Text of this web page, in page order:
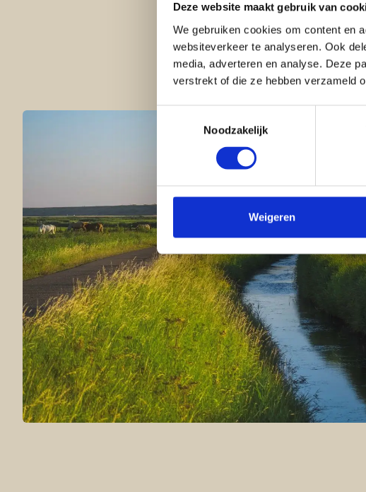
Deze website maakt gebruik van
We gebruiken cookies om content en
websiteverkeer te analyseren. Ook
media, adverteren en analyse. Deze
verstrekt of die ze hebben verzameld
Toestemmingsselectie
Noodzakelijk
Weigeren